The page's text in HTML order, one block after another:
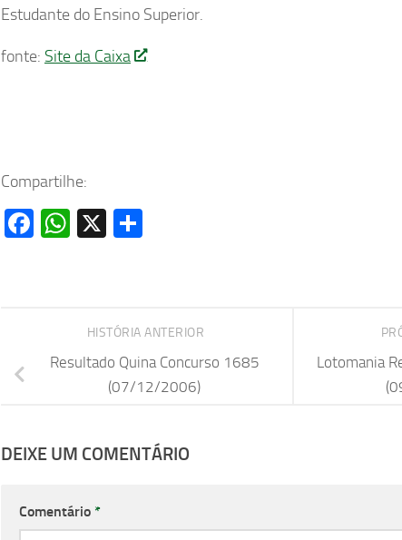
Estudante do Ensino Superior.​​​​
fonte: Site da Caixa
Compartilhe:
Facebook
WhatsApp
X
Lotomania
HISTÓRIA ANTERIOR
Resultado Quina Concurso 1685
(07/12/2006)
DEIXE UM COMENTÁRIO
Comentário *